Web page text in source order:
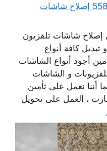
فني تصليح تلفزيونات 55880595 إصلاح شاشات
إصلاح شاشات تلفزيون
كافة أنواع
أجود أنواع الشاشات
و الشاشات
أننا نعمل على تأمين
، العمل على تحويل